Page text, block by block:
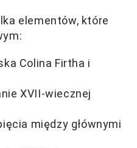
elementów, które
Colina Firtha i
XVII-wiecznej
między głównymi